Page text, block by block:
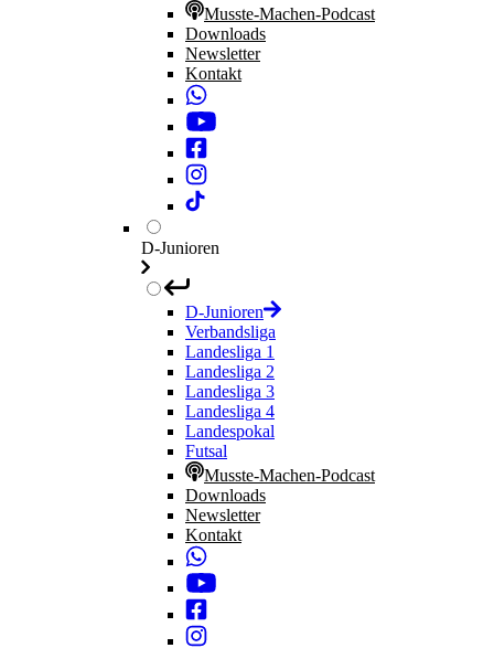
Musste-Machen-Podcast
Downloads
Newsletter
Kontakt
D-Junioren
D-Junioren
Verbandsliga
Landesliga 1
Landesliga 2
Landesliga 3
Landesliga 4
Landespokal
Futsal
Musste-Machen-Podcast
Downloads
Newsletter
Kontakt